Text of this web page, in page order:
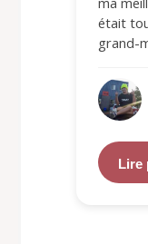
était
grand-
Lire